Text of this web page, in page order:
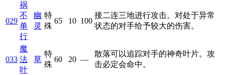
029
祸
不
单
行
幽
灵
特
殊
65 10 100
接二连三地进行攻击。对处于异常
状态的对手给予较大的伤害。
033
魔
法
叶
草
特
殊
60 20 —
散落可以追踪对手的神奇叶片。攻
击必定会命中。